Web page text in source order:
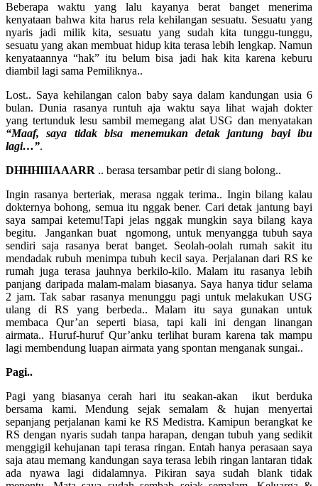
Beberapa waktu yang lalu kayanya berat banget menerima
kenyataan bahwa kita harus rela kehilangan sesuatu. Sesuatu yang
nyaris jadi milik kita, sesuatu yang sudah kita tunggu-tunggu,
sesuatu yang akan membuat hidup kita terasa lebih lengkap. Namun
kenyataannya “hak” itu belum bisa jadi hak kita karena keburu
diambil lagi sama Pemiliknya..
Lost.. Saya kehilangan calon baby saya dalam kandungan usia 6
bulan. Dunia rasanya runtuh aja waktu saya lihat wajah dokter
yang tertunduk lesu sambil memegang alat USG dan menyatakan
“Maaf, saya tidak bisa menemukan detak jantung bayi ibu
lagi…”.
DHHHIIIAAARR .. berasa tersambar petir di siang bolong..
Ingin rasanya berteriak, merasa nggak terima.. Ingin bilang kalau
dokternya bohong, semua itu nggak bener. Cari detak jantung bayi
saya sampai ketemu!Tapi jelas nggak mungkin saya bilang kaya
begitu. Jangankan buat ngomong, untuk menyangga tubuh saya
sendiri saja rasanya berat banget. Seolah-oolah rumah sakit itu
mendadak rubuh menimpa tubuh kecil saya. Perjalanan dari RS ke
rumah juga terasa jauhnya berkilo-kilo. Malam itu rasanya lebih
panjang daripada malam-malam biasanya. Saya hanya tidur selama
2 jam. Tak sabar rasanya menunggu pagi untuk melakukan USG
ulang di RS yang berbeda.. Malam itu saya gunakan untuk
membaca Qur’an seperti biasa, tapi kali ini dengan linangan
airmata.. Huruf-huruf Qur’anku terlihat buram karena tak mampu
lagi membendung luapan airmata yang spontan menganak sungai..
Pagi..
Pagi yang biasanya cerah hari itu seakan-akan ikut berduka
bersama kami. Mendung sejak semalam & hujan menyertai
sepanjang perjalanan kami ke RS Medistra. Kamipun berangkat ke
RS dengan nyaris sudah tanpa harapan, dengan tubuh yang sedikit
menggigil kehujanan tapi terasa ringan. Entah hanya perasaan saya
saja atau memang kandungan saya terasa lebih ringan lantaran tidak
ada nyawa lagi didalamnya. Pikiran saya sudah blank tidak